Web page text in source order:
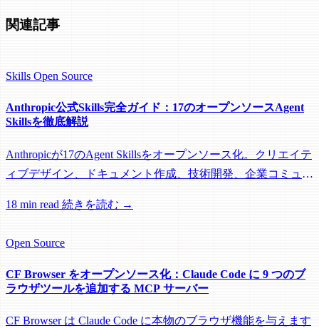
関連記事
Skills Open Source
Anthropic公式Skills完全ガイド：17のオープンソースAgent
Skillsを徹底解説
Anthropicが17のAgent Skillsをオープンソース化。クリエイテ
ィブデザイン、ドキュメント作成、技術開発、企業コミュニ
Builder、Document Skillsまで網羅。
18 min read 続きを読む →
Open Source
CF Browser をオープンソース化：Claude Code に 9 つのブ
ラウザツールを追加する MCP サーバー
CF Browser は Claude Code に本物のブラウザ機能を与えます